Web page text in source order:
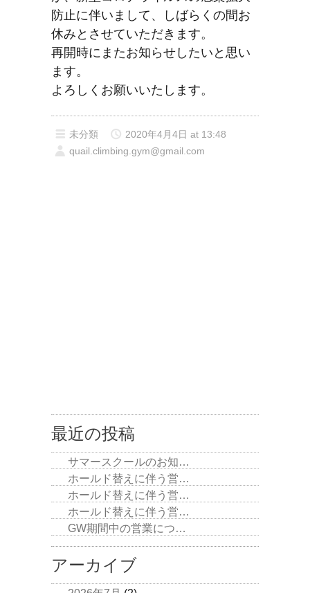
防止に伴いまして、しばらくの間お
休みとさせていただきます。
再開時にまたお知らせしたいと思い
ます。
よろしくお願いいたします。
未分類
2020年4月4日 at 13:48
quail.climbing.gym@gmail.com
最近の投稿
サマースクールのお知…
ホールド替えに伴う営…
ホールド替えに伴う営…
ホールド替えに伴う営…
GW期間中の営業につ…
アーカイブ